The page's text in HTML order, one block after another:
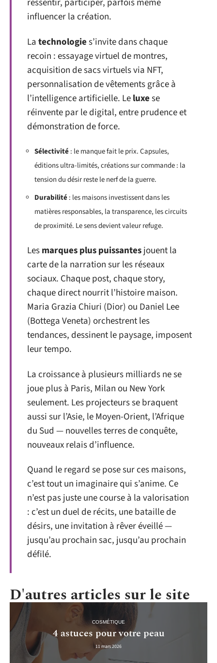
ressentir, participer, parfois même
influencer la création.
Latechnologies’invite dans chaque
recoin : essayage virtuel de montres,
acquisition de sacs virtuels via NFT,
personnalisation de vêtements grâce à
l’intelligence artificielle. Leluxese
réinvente par le digital, entre prudence et
démonstration de force.
Sélectivité: le manque fait le prix. Capsules,
éditions ultra-limités, créations sur commande : la
tension du désir reste le nerf de la guerre.
Durabilité: les maisons investissent dans les
matières responsables, la transparence, les circuits
de proximité. Le sens devient valeur refuge.
Lesmarques plus puissantesjouent la
carte de la narration sur les réseaux
sociaux. Chaque post, chaque story,
chaque direct nourrit l’histoire maison.
Maria Grazia Chiuri (Dior) ou Daniel Lee
(Bottega Veneta) orchestrent les
tendances, dessinent le paysage, imposent
leur tempo.
La croissance à plusieurs milliards ne se
joue plus à Paris, Milan ou New York
seulement. Les projecteurs se braquent
aussi sur l’Asie, le Moyen-Orient, l’Afrique
du Sud — nouvelles terres de conquête,
nouveaux relais d’influence.
Quand le regard se pose sur ces maisons,
c’est tout un imaginaire qui s’anime. Ce
n’est pas juste une course à la valorisation
: c’est un duel de récits, une bataille de
désirs, une invitation à rêver éveillé —
jusqu’au prochain sac, jusqu’au prochain
défilé.
D'autres articles sur le site
COSMÉTIQUE
4 astuces pour votre peau
11 mars 2026